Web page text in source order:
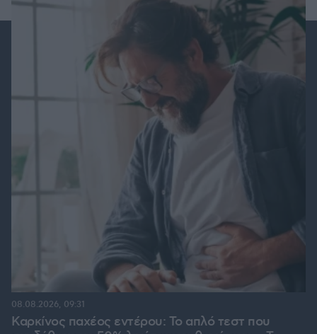
Καρκίνος παχέος εντέρου: Το απλό τεστ που
08.08.2026, 09:31